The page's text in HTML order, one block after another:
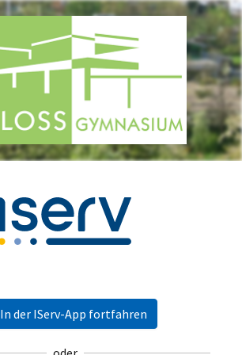
In der IServ-App fortfahren